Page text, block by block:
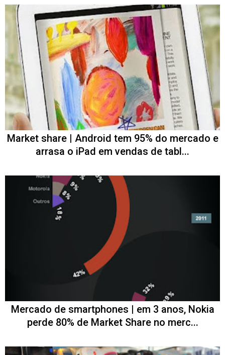
Market share | Android tem 95% do mercado e
arrasa o iPad em vendas de tabl...
Mercado de smartphones | em 3 anos, Nokia
perde 80% de Market Share no merc...